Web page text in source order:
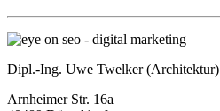
Dipl.-Ing. Uwe Twelker (Architektur)
Arnheimer Str. 16a